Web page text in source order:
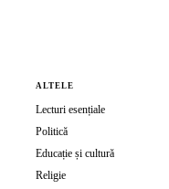
ALTELE
Lecturi esențiale
Politică
Educație și cultură
Religie